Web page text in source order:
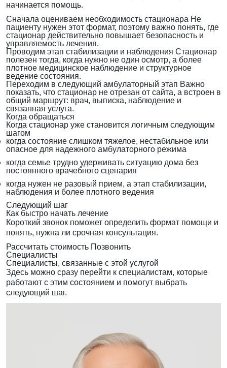
начинается помощь.
Сначала оцениваем необходимость стационара Не
пациенту нужен этот формат, поэтому важно понять, где
стационар действительно повышает безопасность и
управляемость лечения.
Проводим этап стабилизации и наблюдения Стационар
полезен тогда, когда нужно не один осмотр, а более
плотное медицинское наблюдение и структурное
ведение состояния.
Переходим в следующий амбулаторный этап Важно
показать, что стационар не отрезан от сайта, а встроен в
общий маршрут: врач, выписка, наблюдение и
связанная услуга.
Когда обращаться
Когда стационар уже становится логичным следующим
шагом
когда состояние слишком тяжелое, нестабильное или
опасное для надежного амбулаторного режима
когда семье трудно удерживать ситуацию дома без
постоянного врачебного сценария
когда нужен не разовый прием, а этап стабилизации,
наблюдения и более плотного ведения
Следующий шаг
Как быстро начать лечение
Короткий звонок поможет определить формат помощи и
понять, нужна ли срочная консультация.
Рассчитать стоимость Позвонить
Специалисты
Специалисты, связанные с этой услугой
Здесь можно сразу перейти к специалистам, которые
работают с этим состоянием и помогут выбрать
следующий шаг.